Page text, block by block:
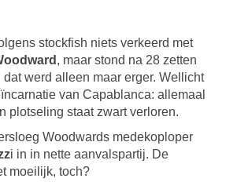
stockfish niets verkeerd met
, maar stond na 28 zetten
werd alleen maar erger. Wellicht
van Capablanca: allemaal
plotseling staat zwart verloren.
Woodwards medekoploper
i in in nette aanvalspartij. De
moeilijk, toch?